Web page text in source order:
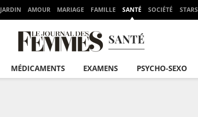
JARDIN AMOUR MARIAGE FAMILLE SANTÉ SOCIÉTÉ STARS
SANTÉ
MÉDICAMENTS EXAMENS PSYCHO-SEXO